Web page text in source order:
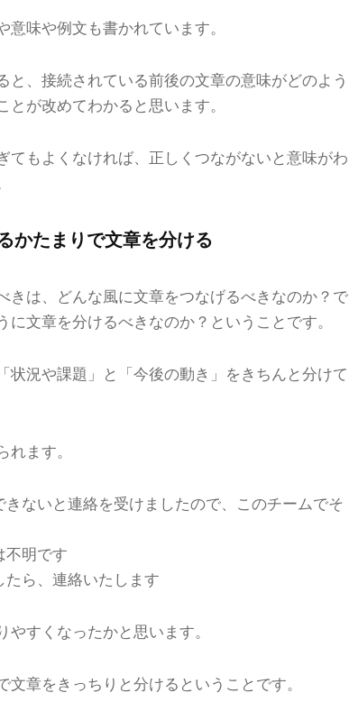
味や例文も書かれています。
と、接続されている前後の文章の意味がどのよう
が改めてわかると思います。
てもよくなければ、正しくつながないと意味がわ
かたまりで文章を分ける
きは、どんな風に文章をつなげるべきなのか？で
文章を分けるべきなのか？ということです。
状況や課題」と「今後の動き」をきちんと分けて
ます。
ないと連絡を受けましたので、このチームでそ
不明です
ら、連絡いたします
すくなったかと思います。
章をきっちりと分けるということです。